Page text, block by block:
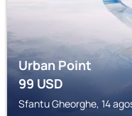
Urban Point
99USD
Sfantu Gheorghe, 14